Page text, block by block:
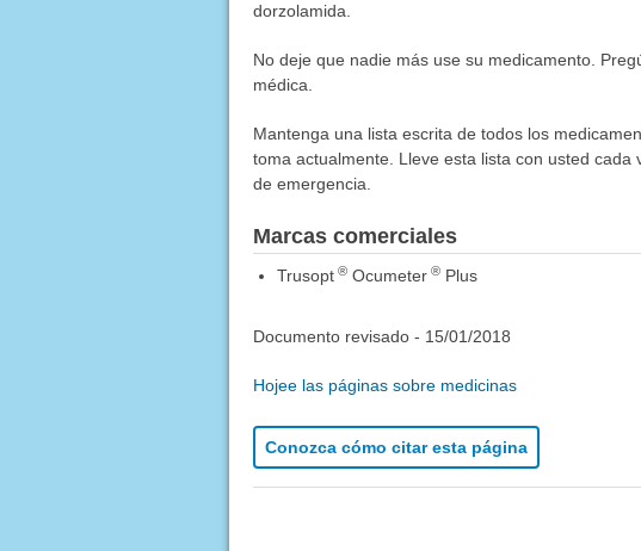
dorzolamida.
No deje que nadie más use su medicamento.
médica.
Mantenga una lista escrita de todos los
toma actualmente. Lleve esta lista con usted
de emergencia.
Marcas comerciales
Trusopt ®Ocumeter ®Plus
Documento revisado - 15/01/2018
Hojee las páginas sobre medicinas
Conozca cómo citar esta página